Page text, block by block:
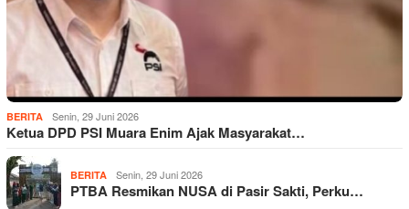
BERITA Senin, 29 Juni 2026
Ketua DPD PSI Muara Enim Ajak Masyarakat…
BERITA Senin, 29 Juni 2026
PTBA Resmikan NUSA di Pasir Sakti, Perku…